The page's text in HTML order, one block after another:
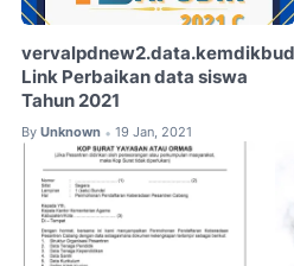
vervalpdnew2.data.kemdikbud
Link Perbaikan data siswa
Tahun 2021
By Unknown • 19 Jan, 2021